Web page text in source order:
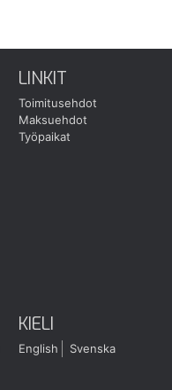
LINKIT
Toimitusehdot
Maksuehdot
Työpaikat
KIELI
English Svenska